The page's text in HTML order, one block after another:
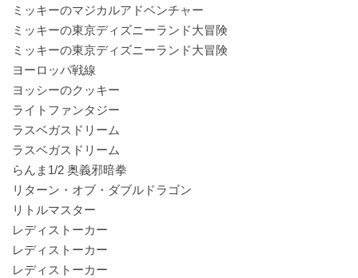
ミッキーのマジカルアドベンチャー
ミッキーの東京ディズニーランド大冒険
ミッキーの東京ディズニーランド大冒険
ヨーロッパ戦線
ヨッシーのクッキー
ライトファンタジー
ラスベガスドリーム
ラスベガスドリーム
らんま1/2 奥義邪暗拳
リターン・オブ・ダブルドラゴン
リトルマスター
レディストーカー
レディストーカー
レディストーカー